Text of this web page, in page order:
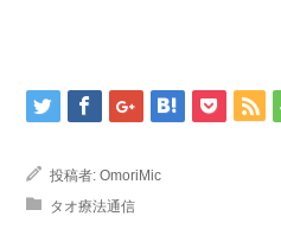
投稿者: OmoriMic
タオ療法通信